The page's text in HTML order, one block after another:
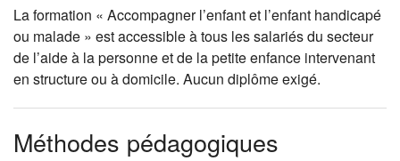
La formation « Accompagner l’enfant et l’enfant handicapé
ou malade » est accessible à tous les salariés du secteur
de l’aide à la personne et de la petite enfance intervenant
en structure ou à domicile. Aucun diplôme exigé.
Méthodes pédagogiques